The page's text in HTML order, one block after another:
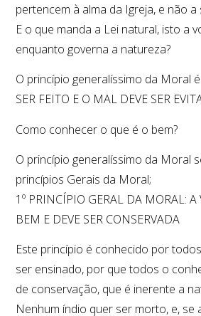
pertencem à alma da Igreja, e não a
E o que manda a Lei natural, isto a
enquanto governa a natureza?
O princípio generalíssimo da Moral
SER FEITO E O MAL DEVE SER
Como conhecer o que é o bem?
O princípio generalíssimo da Moral
princípios Gerais da Moral;
1º PRINCÍPIO GERAL DA MORAL:
BEM E DEVE SER CONSERVADA
Este princípio é conhecido por
ser ensinado, por que todos o
de conservação, que é inerente a
Nenhum índio quer ser morto, e, se